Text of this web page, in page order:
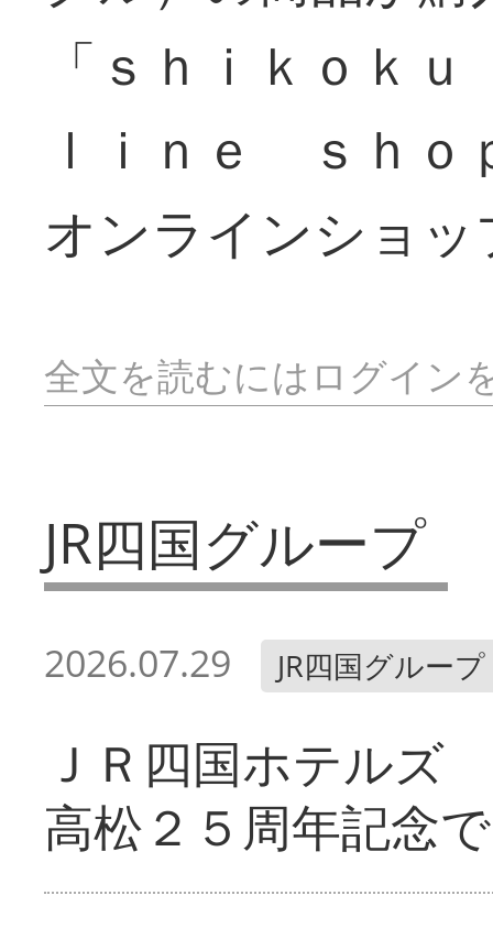
「ｓｈｉｋｏｋ
ｌｉｎｅ ｓｈ
オンラインショ
全文を読むにはログイン
JR四国グループ
2026.07.29 JR四国グループ
ＪＲ四国ホテル
高松２５周年記念